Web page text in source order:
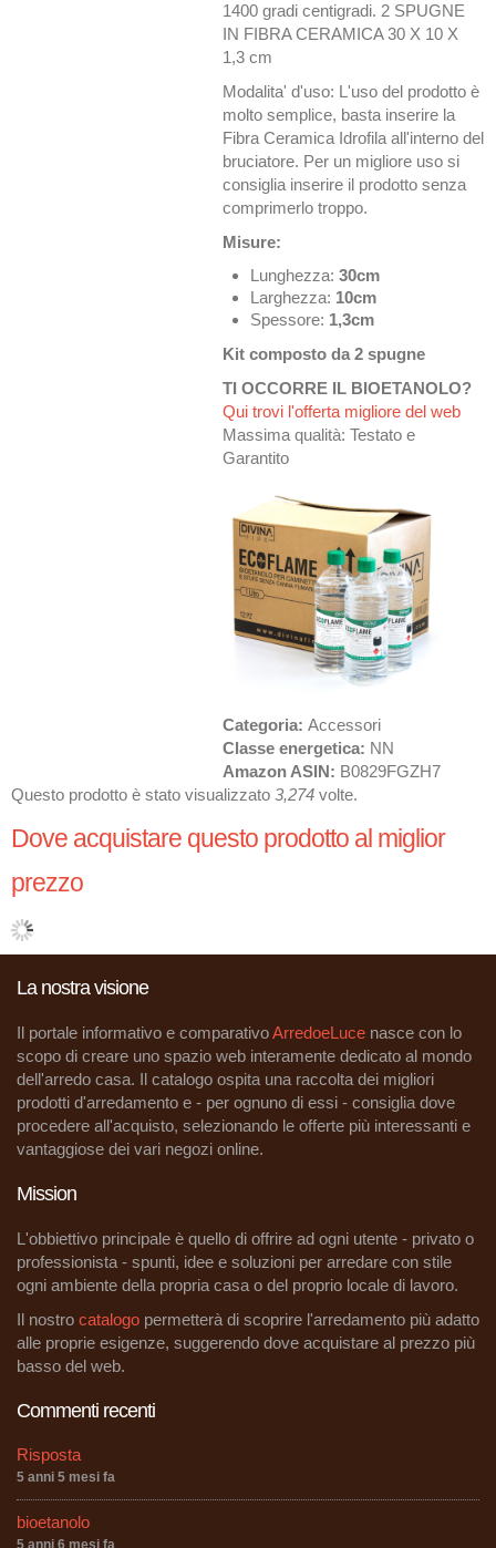
1400 gradi centigradi. 2 SPUGNE
IN FIBRA CERAMICA 30 X 10 X
1,3 cm
Modalita' d'uso: L'uso del prodotto è
molto semplice, basta inserire la
Fibra Ceramica Idrofila all'interno del
bruciatore. Per un migliore uso si
consiglia inserire il prodotto senza
comprimerlo troppo.
Misure:
Lunghezza:30cm
Larghezza: 10cm
Spessore: 1,3cm
Kit composto da 2 spugne
TI OCCORRE IL BIOETANOLO?
Qui trovi l'offerta migliore del web
Massima qualità: Testato e
Garantito
Categoria:Accessori
Classe energetica: NN
Amazon ASIN: B0829FGZH7
Questo prodotto è stato visualizzato 3,274 volte.
Dove acquistare questo prodotto al miglior
prezzo
La nostra visione
Il portale informativo e comparativoArredoeLuce nasce con lo
scopo di creare uno spazio web interamente dedicato al mondo
dell'arredo casa. Il catalogo ospita una raccolta dei migliori
prodotti d'arredamento e - per ognuno di essi - consiglia dove
procedere all'acquisto, selezionando le offerte più interessanti e
vantaggiose dei vari negozi online.
Mission
L'obbiettivo principale è quello di offrire ad ogni utente - privato o
professionista - spunti, idee e soluzioni per arredare con stile
ogni ambiente della propria casa o del proprio locale di lavoro.
Il nostro catalogo permetterà di scoprire l'arredamento più adatto
alle proprie esigenze, suggerendo dove acquistare al prezzo più
basso del web.
Commenti recenti
Risposta
5 anni 5 mesi fa
bioetanolo
5 anni 6 mesi fa